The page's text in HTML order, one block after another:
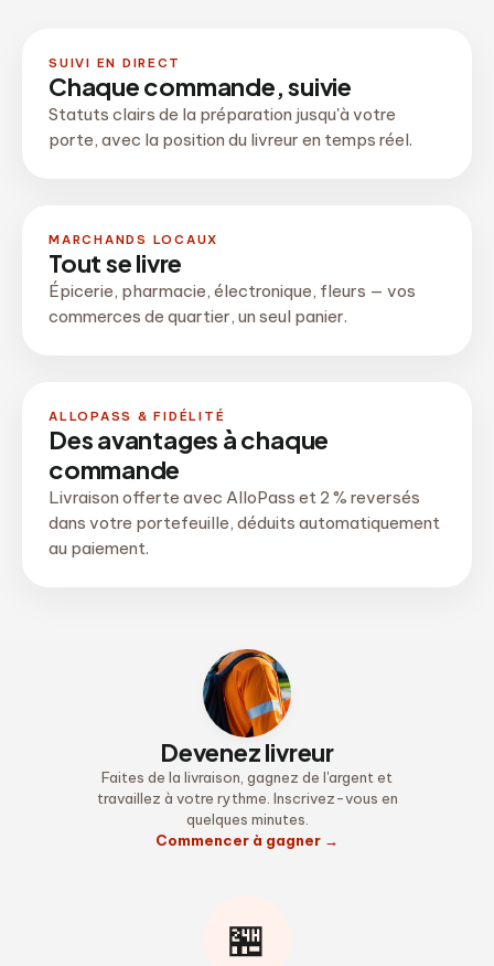
SUIVI EN DIRECT
Chaque commande, suivie
Statuts clairs de la préparation jusqu'à votre
porte, avec la position du livreur en temps réel.
MARCHANDS LOCAUX
Tout se livre
Épicerie, pharmacie, électronique, fleurs — vos
commerces de quartier, un seul panier.
ALLOPASS & FIDÉLITÉ
Des avantages à chaque
commande
Livraison offerte avec AlloPass et 2 % reversés
dans votre portefeuille, déduits automatiquement
au paiement.
Devenez livreur
Faites de la livraison, gagnez de l'argent et
travaillez à votre rythme. Inscrivez-vous en
quelques minutes.
Commencer à gagner →
🏪